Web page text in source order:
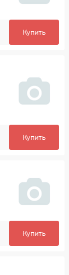
Купить
Купить
Купить